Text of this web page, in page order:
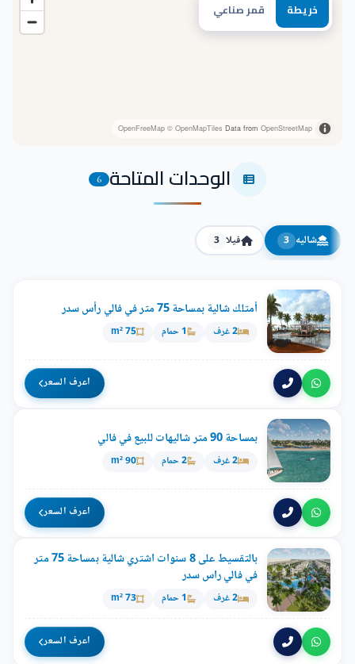
خريطة قمر صناعي
OpenFreeMap © OpenMapTiles Data from OpenStreetMap
الوحدات المتاحة 6
شاليه 3 فيلا 3
أمتلك شالية بمساحة 75 متر في فالي رأس سدر
2 غرف 1 حمام 75 m²
اعرف السعر
بمساحة 90 متر شاليهات للبيع في فالي
2 غرف 2 حمام 90 m²
اعرف السعر
بالتقسيط على 8 سنوات اشتري شالية بمساحة 75 متر
في فالي راس سدر
2 غرف 1 حمام 73 m²
اعرف السعر